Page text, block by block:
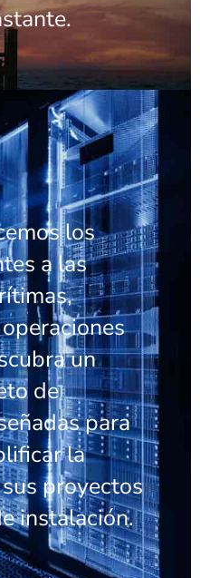
los
a las
un
de
para
la
proyectos
instalación.